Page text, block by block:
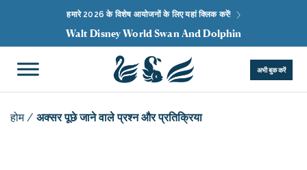
हमारे 2026 के विशेष आयोजनों के लिए यहां क्लिक करें!
Walt Disney World Swan And Dolphin
अभी बुक करें
होम/ अक्सर पूछे जाने वाले प्रश्न और प्रतिक्रिया